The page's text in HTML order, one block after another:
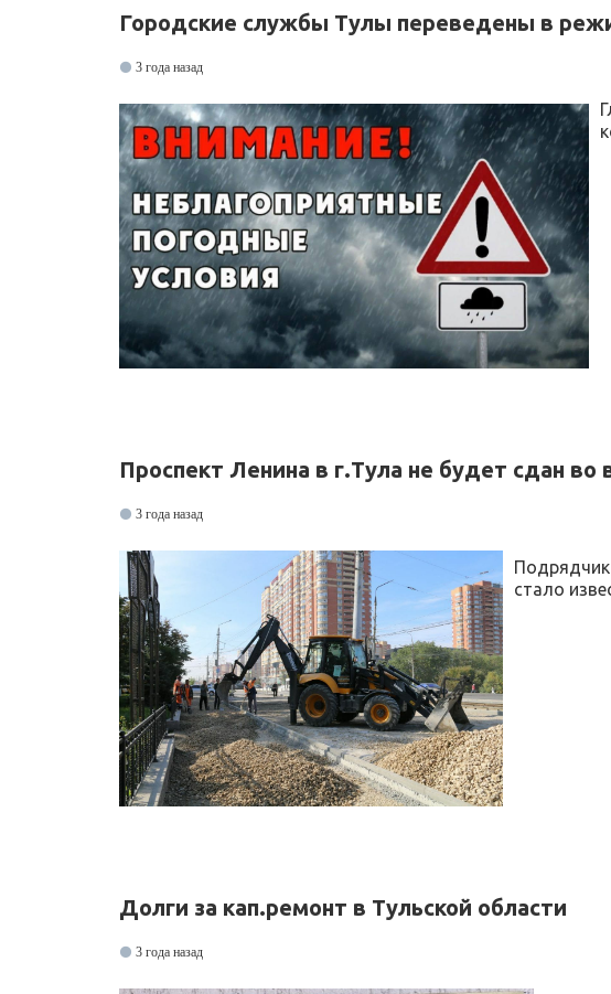
Городские службы Тулы переведены в
3 года назад
Проспект Ленина в г.Тула не будет сдан во
3 года назад
стало
Долги за кап.ремонт в Тульской области
3 года назад